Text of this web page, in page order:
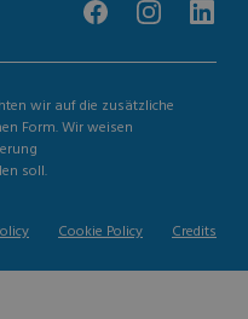
wir auf die zusätzliche
Form. Wir weisen
soll.
Cookie Policy Credits